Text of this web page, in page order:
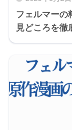
フェルマーの
見どころを徹